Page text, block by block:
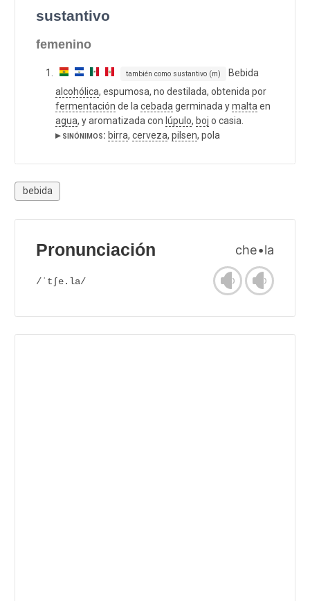
sustantivo
femenino
también como sustantivo (m)
Bebida
alcohólica, espumosa, no destilada, obtenida por
fermentación de la cebada germinada ymalta en
agua, y aromatizada con lúpulo, boj o casia.
▸ sinónimos: birra, cerveza, pilsen, pola
bebida
Pronunciación che•la
/ˈtʃe.la/